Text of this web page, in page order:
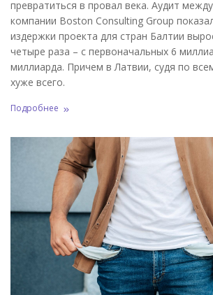
превратиться в провал века. Аудит
компании Boston Consulting Group
издержки проекта для стран Балтии
четыре раза – с первоначальных 6
миллиарда. Причем в Латвии, судя по
хуже всего.
Подробнее